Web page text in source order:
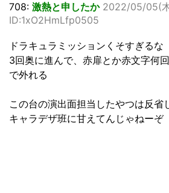
708: 激熱と申したか 2022/05/05(
ID:1xO2HmLfp0505
ドラキュラミッションくそすぎるな
3回奥に進んで、赤扉とか赤文字何
で外れる
この台の演出面担当したやつは反省
キャラデザ班に甘えてんじゃねーぞ